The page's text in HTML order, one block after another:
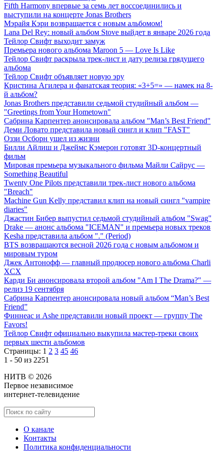
Fifth Harmony впервые за семь лет воссоединились и
выступили на концерте Jonas Brothers
Мэрайя Кэри возвращается с новым альбомом!
Lana Del Rey: новый альбом Stove выйдет в январе 2026 года
Тейлор Свифт выходит замуж
Премьера нового альбома Maroon 5 — Love Is Like
Тейлор Свифт раскрыла трек-лист и дату релиза грядущего
альбома
Тейлор Свифт объявляет новую эру
Кристина Агилера и фанатская теория: «3+5=» — намек на 8-
й альбом?
Jonas Brothers представили седьмой студийный альбом —
"Greetings from Your Hometown"
Сабрина Карпентер анонсировала альбом "Man’s Best Friend"
Деми Ловато представила новый сингл и клип "FAST"
Оззи Осборн ушел из жизни
Билли Айлиш и Джеймс Кэмерон готовят 3D-концертный
фильм
Мировая премьера музыкального фильма Майли Сайрус —
Something Beautiful
Twenty One Pilots представили трек-лист нового альбома
"Breach"
Machine Gun Kelly представил клип на новый сингл "vampire
diaries"
Джастин Бибер выпустил седьмой студийный альбом "Swag"
Drake — анонс альбома "ICEMAN" и премьера новых треков
Kesha представила альбом "." (Period)
BTS возвращаются весной 2026 года с новым альбомом и
мировым туром
Джек Антонофф — главный продюсер нового альбома Charli
XCX
Карди Би анонсировала второй альбом "Am I The Drama?" —
релиз 19 сентября
Сабрина Карпентер анонсировала новый альбом “Man’s Best
Friend”
Финнеас и Ashe представили новый проект — группу The
Favors!
Тейлор Свифт официально выкупила мастер-треки своих
первых шести альбомов
Страницы: 1 2 3 45 46
1 - 50 из 2251
НИТВ © 2026
Первое независимое
интернет-телевидение
О канале
Контакты
Политика конфиденциальности